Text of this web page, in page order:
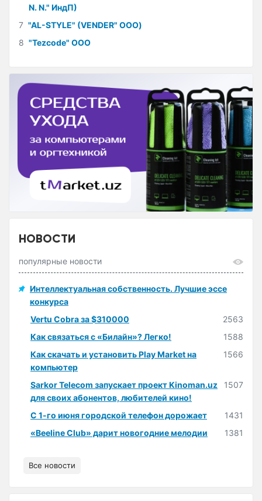
N. N." ИндП)
7 "AL-STYLE" (VENDER" ООО)
8 "Tezcode" ООО
НОВОСТИ
популярные новости
Интеллектуальная собственность. Лучшие эссе
конкурса
Vertu Cobra за $310000
2563
Как связаться с «Билайн»? Легко!
1588
Как скачать и установить Play Market на
компьютер
1566
Sarkor Telecom запускает проект Kinoman.uz
для своих абонентов, любителей кино!
1507
С 1-го июня городской телефон дорожает
1431
«Beeline Club» дарит новогодние мелодии
1381
Все новости